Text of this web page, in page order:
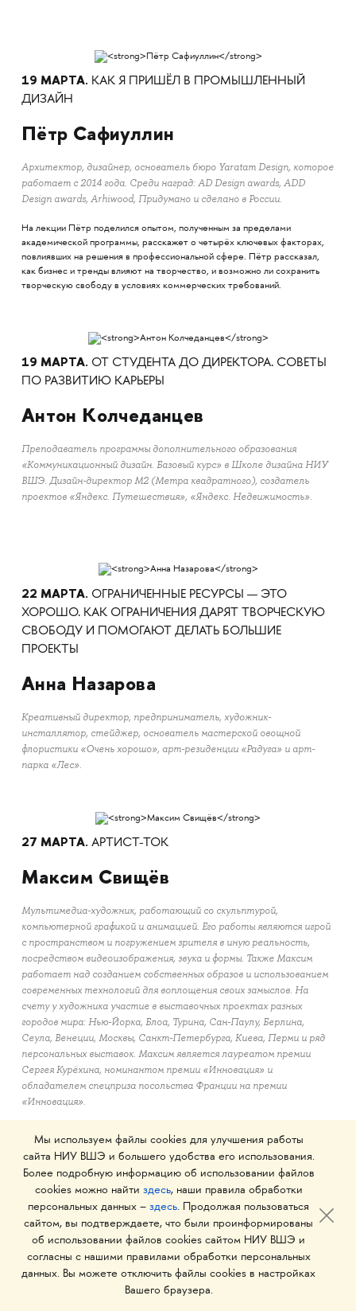
19 МАРТА. КАК Я ПРИШЁЛ В ПРОМЫШЛЕННЫЙ
ДИЗАЙН
Пётр Сафиуллин
Архитектор, дизайнер, основатель бюро Yaratam Design, которое
работает с 2014 года. Среди наград: AD Design awards, ADD
Design awards, Arhiwood, Придумано и сделано в России.
На лекции Пётр поделился опытом, полученным за пределами
академической программы, расскажет о четырёх ключевых факторах,
повлиявших на решения в профессиональной сфере. Пётр рассказал,
как бизнес и тренды влияют на творчество, и возможно ли сохранить
творческую свободу в условиях коммерческих требований.
19 МАРТА. ОТ СТУДЕНТА ДО ДИРЕКТОРА. СОВЕТЫ
ПО РАЗВИТИЮ КАРЬЕРЫ
Антон Колчеданцев
Преподаватель программы дополнительного образования
«Коммуникационный дизайн. Базовый курс» в Школе дизайна НИУ
ВШЭ. Дизайн-директор М2 (Метра квадратного), создатель
проектов «Яндекс. Путешествия», «Яндекс. Недвижимость».
22 МАРТА. ОГРАНИЧЕННЫЕ РЕСУРСЫ — ЭТО
ХОРОШО. КАК ОГРАНИЧЕНИЯ ДАРЯТ ТВОРЧЕСКУЮ
СВОБОДУ И ПОМОГАЮТ ДЕЛАТЬ БОЛЬШИЕ
ПРОЕКТЫ
Анна Назарова
Креативный директор, предприниматель, художник-
инсталлятор, стейджер, основатель мастерской овощной
флористики «Очень хорошо», арт-резиденции «Радуга» и арт-
парка «Лес».
27 МАРТА. АРТИСТ-ТОК
Максим Свищёв
Мультимедиа-художник, работающий со скульптурой,
компьютерной графикой и анимацией. Его работы являются игрой
с пространством и погружением зрителя в иную реальность,
посредством видеоизображения, звука и формы. Также Максим
работает над созданием собственных образов и использованием
современных технологий для воплощения своих замыслов. На
счету у художника участие в выставочных проектах разных
городов мира: Нью-Йорка, Блоа, Турина, Сан-Паулу, Берлина,
Сеула, Венеции, Москвы, Санкт-Петербурга, Киева, Перми и ряд
персональных выставок. Максим является лауреатом премии
Сергея Курёхина, номинантом премии «Инновация» и
обладателем спецприза посольства Франции на премии
«Инновация».
Модератор: Андрей Пунин
20 МАРТА.ЧТО ТАКОЕ СЦЕНОГРАФИЯ: ОТ
СКУЛЬПТУР НА БИЕННАЛЕ В ВЕНЕЦИИ ДО МЕДИА-
АРХИТЕКТУРЫ
Мы используем файлы cookies для улучшения работы
сайта НИУ ВШЭ и большего удобства его использования.
Более подробную информацию об использовании файлов
cookies можно найти здесь, наши правила обработки
персональных данных – здесь. Продолжая пользоваться
сайтом, вы подтверждаете, что были проинформированы
об использовании файлов cookies сайтом НИУ ВШЭ и
согласны с нашими правилами обработки персональных
данных. Вы можете отключить файлы cookies в настройках
Вашего браузера.